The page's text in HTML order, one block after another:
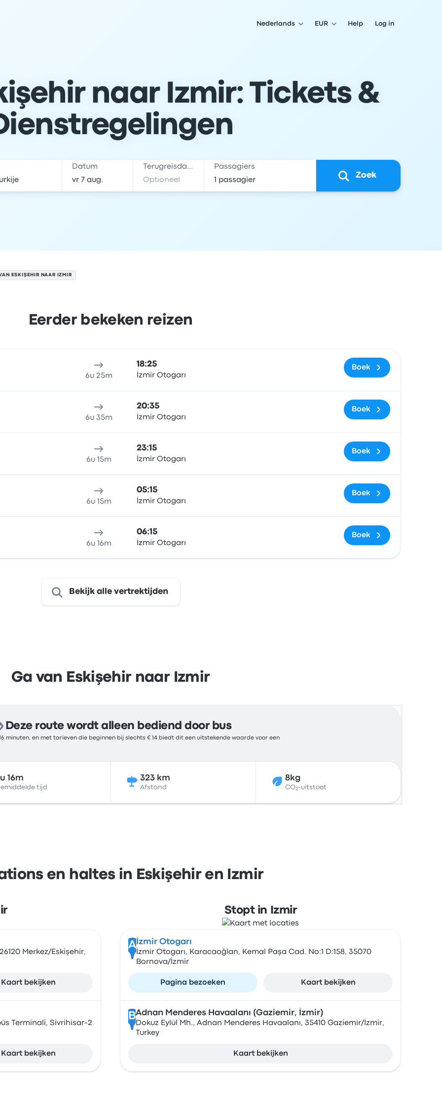
Nederlands EUR Help Log in
naar Izmir: Tickets &
Datum Terugreisdatum Passagiers
Zoek
ESKIŞEHIR NAAR IZMIR
Eerder bekeken reizen
6u 25m
18:25
İzmir Otogarı
Boek
6u 35m
20:35
İzmir Otogarı
Boek
6u 15m
23:15
İzmir Otogarı
Boek
6u 15m
05:15
İzmir Otogarı
Boek
6u 16m
06:15
İzmir Otogarı
Boek
Bekijk alle vertrektijden
Ga van Eskişehir naar Izmir
Deze route wordt alleen bediend door bus
minuten, en met tarieven die beginnen bij slechts € 14 biedt dit een uitstekende waarde voor een
16m
tijd
323 km
Afstand
8kg
CO₂-uitstoot
en haltes in Eskişehir en Izmir
Merkez/Eskişehir,
Kaart bekijken
Terminali, Sivrihisar-2
Kaart bekijken
Stopt in Izmir
A İzmir Otogarı
İzmir Otogarı, Karacaoğlan, Kemal Paşa Cad. No:1 D:158, 35070
Bornova/İzmir
Pagina bezoeken Kaart bekijken
BAdnan Menderes Havaalanı (Gaziemir, İzmir)
Dokuz Eylül Mh., Adnan Menderes Havaalanı, 35410 Gaziemir/İzmir,
Turkey
Kaart bekijken